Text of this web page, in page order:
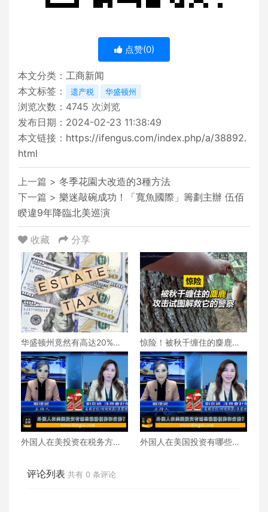
点赞(0)
本文分类： 工商新闻
本文标签：
遗产税 华盛顿州
浏览次数： 4745 次浏览
发布日期：2024-02-23 11:38:49
本文链接： https://ifengus.com/index.php/a/38892.
html
上一篇 > 冬季花園大改造的3種方法
下一篇 > 樂迷敲碗成功！「寬魚國際」籌劃主辦 伍佰
睽違9年降臨北美巡演
收藏 分享
华盛顿州竟然有高达20%的
遗产税？！
惊险！被秋千缠住的麋鹿攻
击试图解救它的警察
外国人在美投资在税务方面
外国人在美国投资有哪些税
评论列表 共有 0 条评论